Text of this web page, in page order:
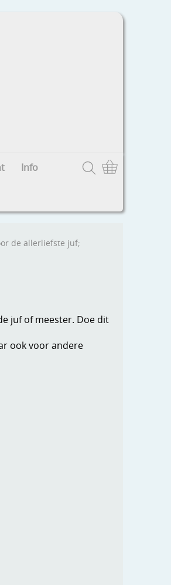
Info
de allerliefste juf;
juf of meester. Doe dit
ook voor andere